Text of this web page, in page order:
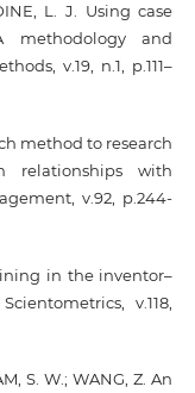
L. J. Using case
methodology and
v.19, n.1, p.111–
method to research
relationships with
v.92, p.244-
in the inventor–
v.118,
S. W.; WANG, Z. An